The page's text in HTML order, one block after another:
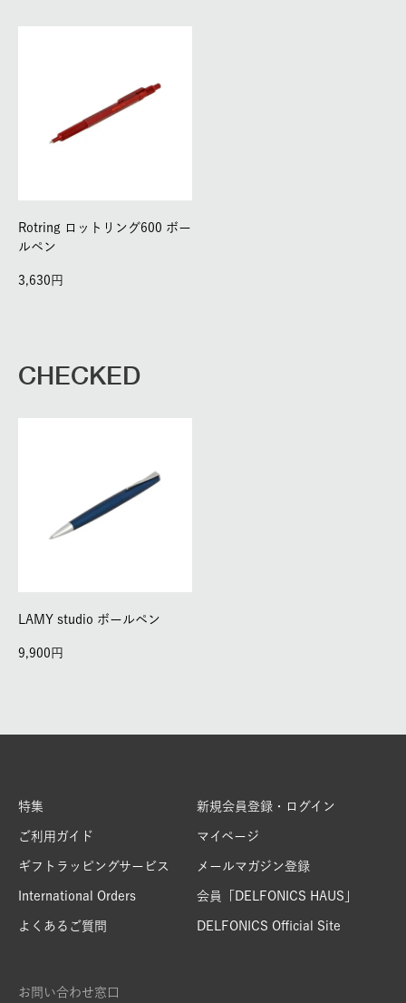
Rotring ロットリング600 ボー
ルペン
3,630
CHECKED
LAMY studio ボールペン
9,900
特集
ご利用ガイド
ギフトラッピングサービス
International Orders
よくあるご質問
新規会員登録・ログイン
マイページ
メールマガジン登録
会員「DELFONICS HAUS」
DELFONICS Official Site
お問い合わせ窓口